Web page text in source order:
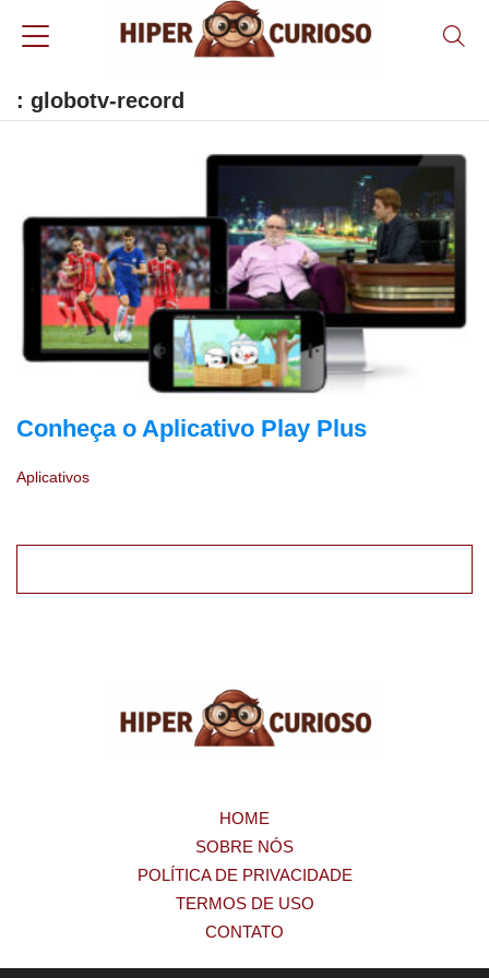
: globotv-record
Conheça o Aplicativo Play Plus
Aplicativos
HOME
SOBRE NÓS
POLÍTICA DE PRIVACIDADE
TERMOS DE USO
CONTATO